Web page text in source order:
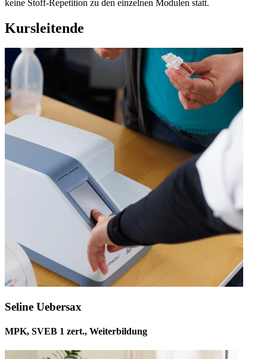
keine Stoff-Repetition zu den einzelnen Modulen statt.
Kursleitende
Seline Uebersax
MPK, SVEB 1 zert., Weiterbildung